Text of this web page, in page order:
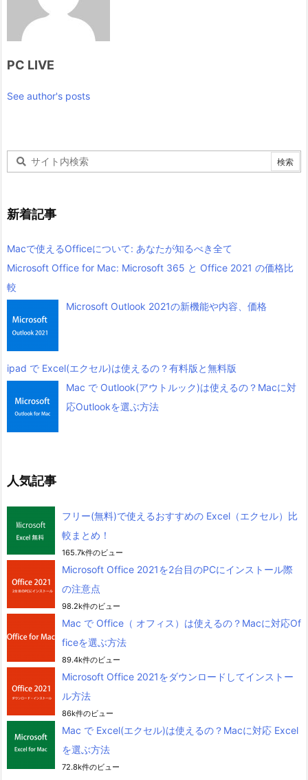
PC LIVE
See author's posts
新着記事
Macで使えるOfficeについて: あなたが知るべき全て
Microsoft Office for Mac: Microsoft 365 と Office 2021 の価格比
較
Microsoft Outlook 2021の新機能や内容、価格
ipad で Excel(エクセル)は使えるの？有料版と無料版
Mac で Outlook(アウトルック)は使えるの？Macに対
応Outlookを選ぶ方法
人気記事
フリー(無料)で使えるおすすめの Excel（エクセル）比
較まとめ！
165.7k件のビュー
Microsoft Office 2021を2台目のPCにインストール際
の注意点
98.2k件のビュー
Mac で Office（ オフィス）は使えるの？Macに対応Of
ficeを選ぶ方法
89.4k件のビュー
Microsoft Office 2021をダウンロードしてインストー
ル方法
86k件のビュー
Mac で Excel(エクセル)は使えるの？Macに対応 Excel
を選ぶ方法
72.8k件のビュー